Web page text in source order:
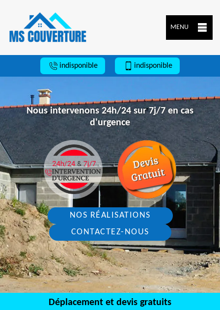
MENU
indisponible indisponible
Nous intervenons 24h/24 sur 7j/7 en cas
d'urgence
NOS RÉALISATIONS
CONTACTEZ-NOUS
Déplacement et devis gratuits